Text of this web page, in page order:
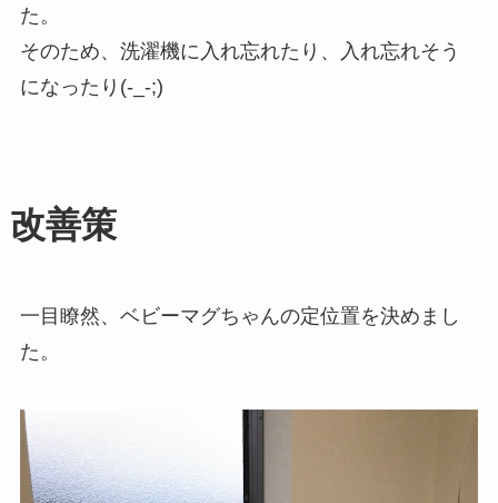
た。
そのため、洗濯機に入れ忘れたり、入れ忘れそう
になったり(-_-;)
改善策
一目瞭然、ベビーマグちゃんの定位置を決めまし
た。